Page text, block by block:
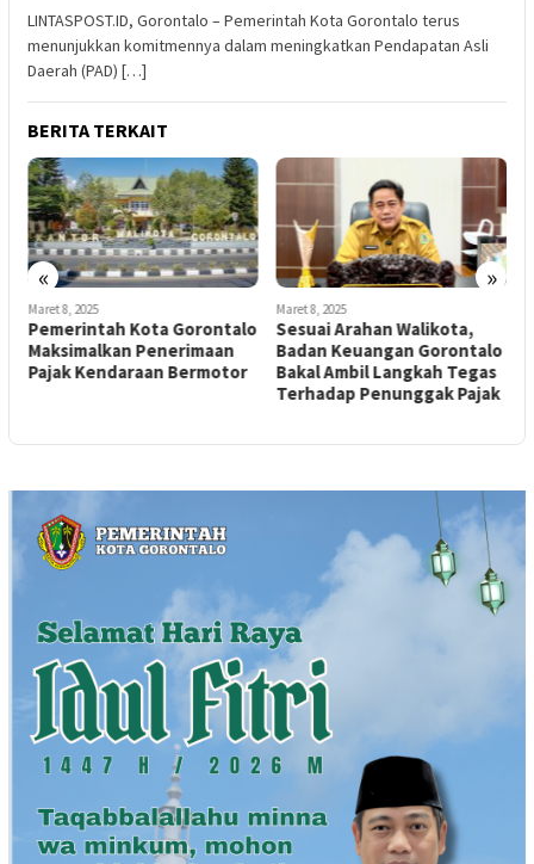
LINTASPOST.ID, Gorontalo – Pemerintah Kota Gorontalo terus
menunjukkan komitmennya dalam meningkatkan Pendapatan Asli
Daerah (PAD) […]
BERITA TERKAIT
« »
Maret 8, 2025
Pemerintah Kota Gorontalo
Maksimalkan Penerimaan
Pajak Kendaraan Bermotor
Maret 8, 2025
Sesuai Arahan Walikota,
Badan Keuangan Gorontalo
Bakal Ambil Langkah Tegas
Terhadap Penunggak Pajak